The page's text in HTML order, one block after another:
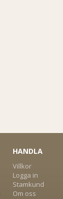
HANDLA
Villkor
Logga in
Stamkund
Om oss